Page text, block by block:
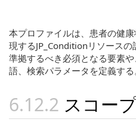
本プロファイルは、患者の健
現するJP_Conditionリソースの
準拠するべき必須となる要素
語、検索パラメータを定義する
スコー